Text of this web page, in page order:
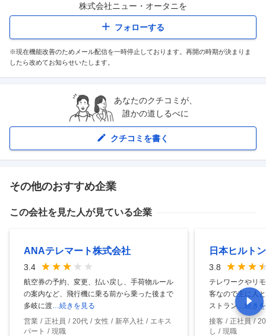
株式会社ニュー・オータニを
フォローする
※現在機能改善のためメール配信を一時停止しております。再開の時期が決まりま
したら改めてお知らせいたします。
あなたのクチコミが、
誰かの道しるべに
クチコミを書く
その他のおすすめ企業
この会社を見た人が見ている企業
ANAテレマート株式会社
3.4
航空券の予約、変更、払い戻し、手荷物ルール
の案内など、飛行機に乗る前から乗った後まで
多岐に渡 …続きを見る
営業
正社員 20代 女性 新卒入社
エキス
パート
現職
日本ヒルト
3.8
テレワークやリ
客なので主に人
ストラン
…続き
接客
正社員
し
現職